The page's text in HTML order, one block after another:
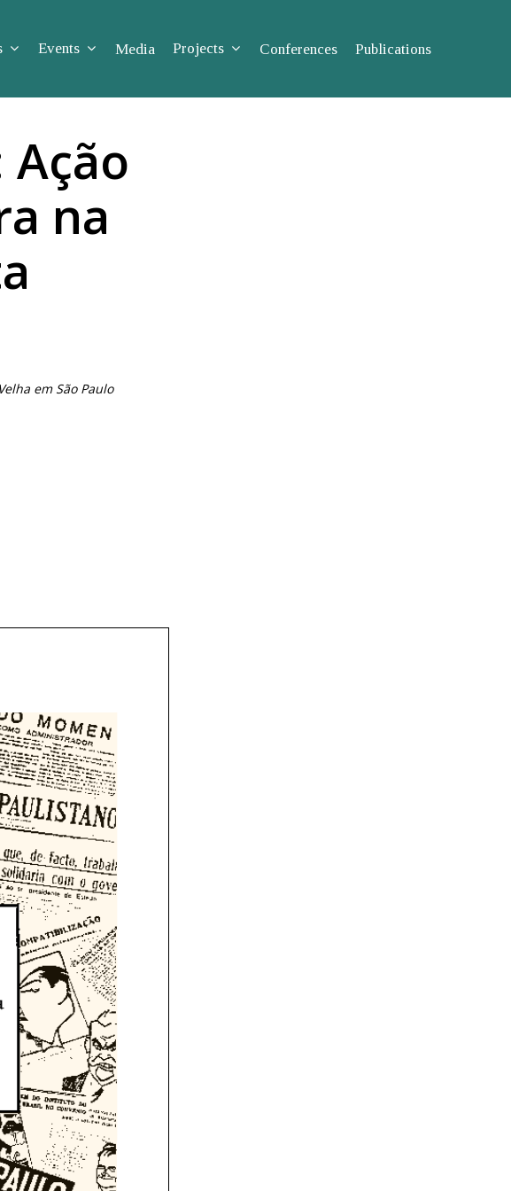
Events Media Projects Conferences Publications
na
em São Paulo